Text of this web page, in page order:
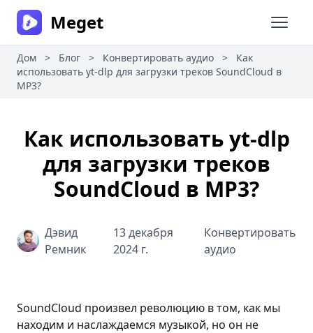
Meget
Дом > Блог > Конвертировать аудио >
Как
использовать yt-dlp для загрузки треков SoundCloud в
MP3?
Как использовать yt-dlp
для загрузки треков
SoundCloud в MP3?
Дэвид
Ремник
13 декабря
2024 г.
Конвертировать
аудио
SoundCloud произвел революцию в том, как мы
находим и наслаждаемся музыкой, но он не